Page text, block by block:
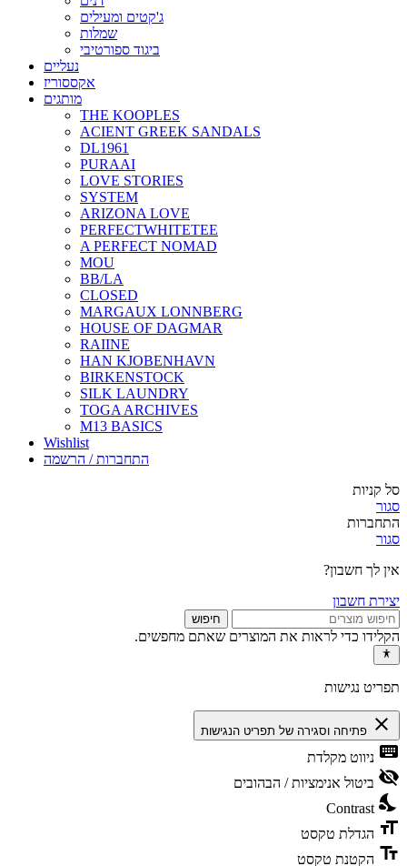
ג'קטים ומעילים
שמלות
ביגוד ספורטיבי
נעליים
אקססוריז
מותגים
THE KOOPLES
ACIENT GREEK SANDALS
DL1961
PURAAI
LOVE STORIES
SYSTEM
ARIZONA LOVE
PERFECTWHITETEE
A PERFECT NOMAD
MOU
BB/LA
CLOSED
MARGAUX LONNBERG
HOUSE OF DAGMAR
RAIINE
HAN KJOBENHAVN
BIRKENSTOCK
SILK LAUNDRY
TOGA ARCHIVES
M13 BASICS
Wishlist
התחברות / הרשמה
סל קניות
סגור
התחברות
סגור
אין לך חשבון?
יצירת חשבון
חיפוש
הקלידו כדי לראות את המוצרים שאתם מחפשים.
תפריט נגישות
close פתיחה וסגירה של תפריט הנגישות
keyboard ניווט מקלדת
visibility_off ביטול אנימציות / הבהובים
nights_stay
Contrast
format_size הגדלת טקסט
text_fields הקטנת טקסט